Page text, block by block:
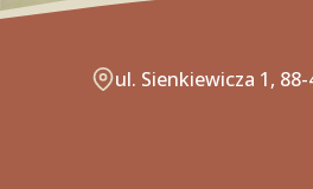
ul. Sienkiewicza 1,